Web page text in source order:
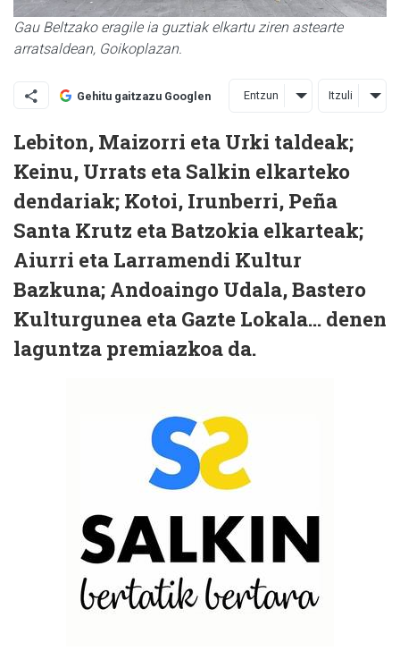
Gau Beltzako eragile ia guztiak elkartu ziren astearte
arratsaldean, Goikoplazan.
Gehitu gaitzazu Googlen Entzun Itzuli
Lebiton, Maizorri eta Urki taldeak;
Keinu, Urrats eta Salkin elkarteko
dendariak; Kotoi, Irunberri, Peña
Santa Krutz eta Batzokia elkarteak;
Aiurri eta Larramendi Kultur
Bazkuna; Andoaingo Udala, Bastero
Kulturgunea eta Gazte Lokala... denen
laguntza premiazkoa da.